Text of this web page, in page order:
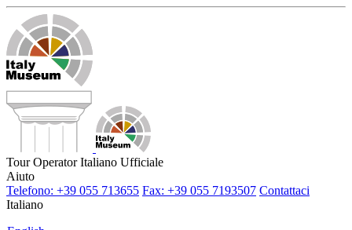
Tour Operator Italiano Ufficiale
Aiuto
Telefono: +39 055 713655 Fax: +39 055 7193507 Contattaci
Italiano